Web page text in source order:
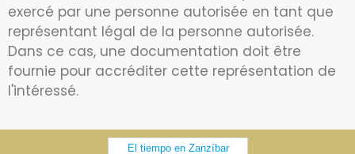
exercé par une personne autorisée en tant que
représentant légal de la personne autorisée.
Dans ce cas, une documentation doit être
fournie pour accréditer cette représentation de
l'intéressé.